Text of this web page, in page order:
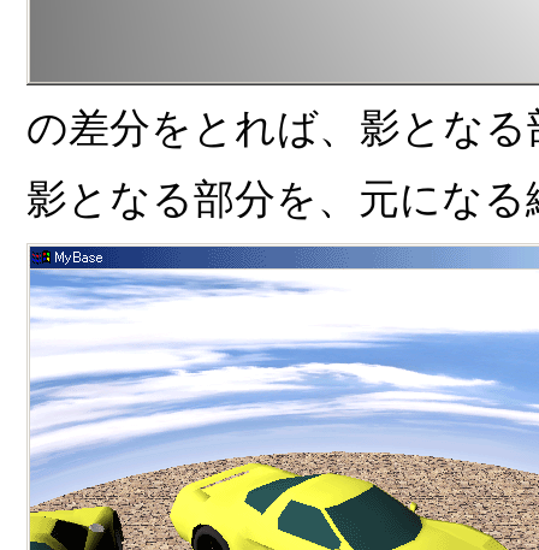
の差分をとれば、影とな
影となる部分を、元になる